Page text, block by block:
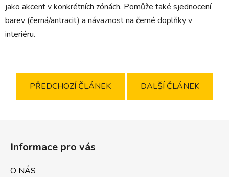
jako akcent v konkrétních zónách. Pomůže také sjednocení
barev (černá/antracit) a návaznost na černé doplňky v
interiéru.
PŘEDCHOZÍ ČLÁNEK DALŠÍ ČLÁNEK
Informace pro vás
O NÁS